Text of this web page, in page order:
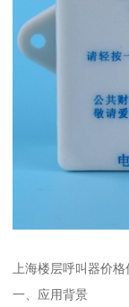
上海楼层呼叫器价
一、应用背景